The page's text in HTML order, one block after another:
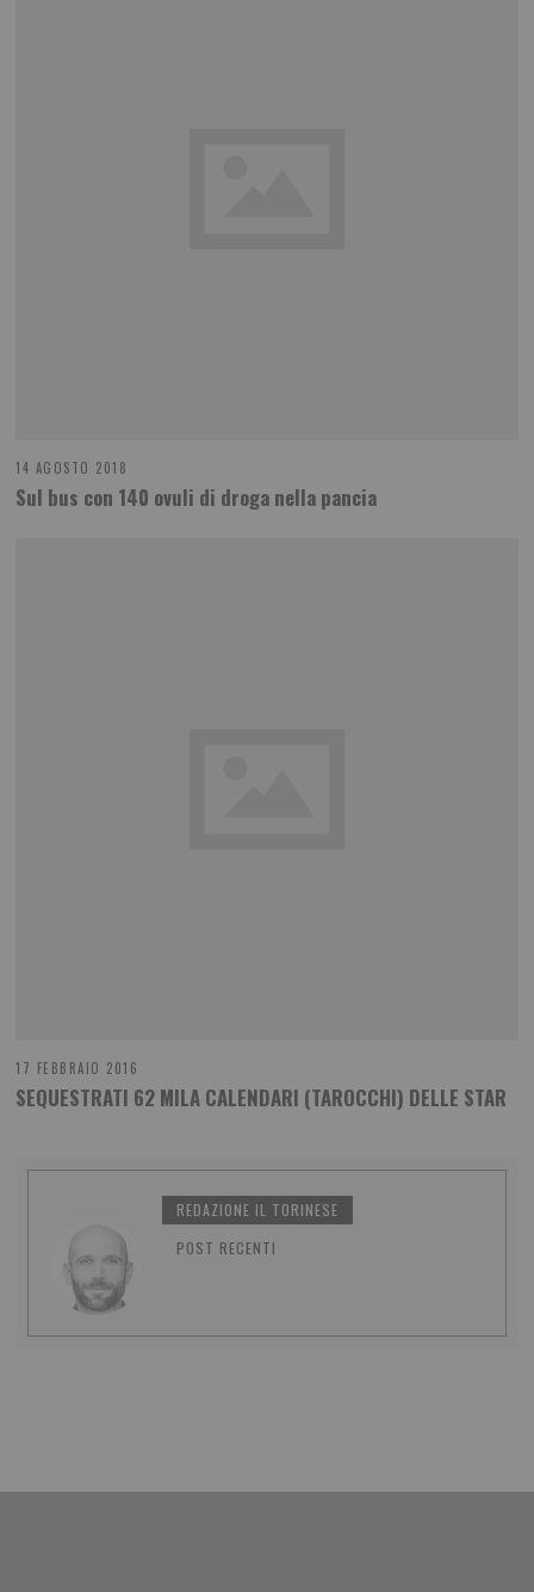
14 AGOSTO 2018
Sul bus con 140 ovuli di droga nella pancia
17 FEBBRAIO 2016
SEQUESTRATI 62 MILA CALENDARI (TAROCCHI) DELLE STAR
REDAZIONE IL TORINESE
POST RECENTI